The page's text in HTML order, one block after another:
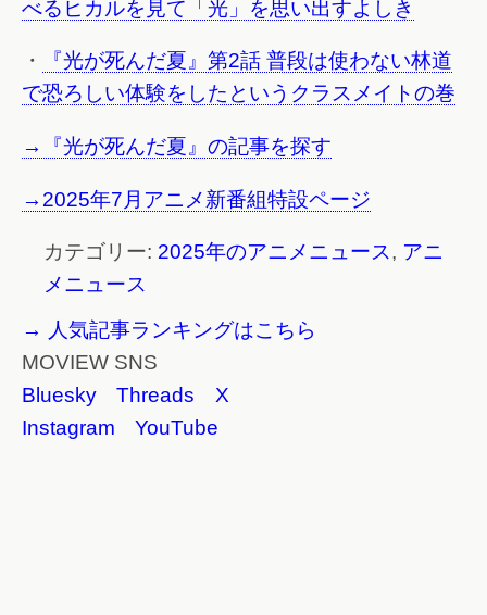
べるヒカルを見て「光」を思い出すよしき
・
『光が死んだ夏』第2話 普段は使わない林道
で恐ろしい体験をしたというクラスメイトの巻
→『光が死んだ夏』の記事を探す
→2025年7月アニメ新番組特設ページ
カテゴリー: 2025年のアニメニュース, アニ
メニュース
→ 人気記事ランキングはこちら
MOVIEW SNS
Bluesky
Threads
X
Instagram
YouTube